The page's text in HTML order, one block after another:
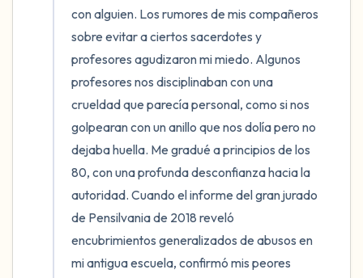
con alguien. Los rumores de mis compañeros
sobre evitar a ciertos sacerdotes y
profesores agudizaron mi miedo. Algunos
profesores nos disciplinaban con una
crueldad que parecía personal, como si nos
golpearan con un anillo que nos dolía pero no
dejaba huella. Me gradué a principios de los
80, con una profunda desconfianza hacia la
autoridad. Cuando el informe del gran jurado
de Pensilvania de 2018 reveló
encubrimientos generalizados de abusos en
mi antigua escuela, confirmó mis peores